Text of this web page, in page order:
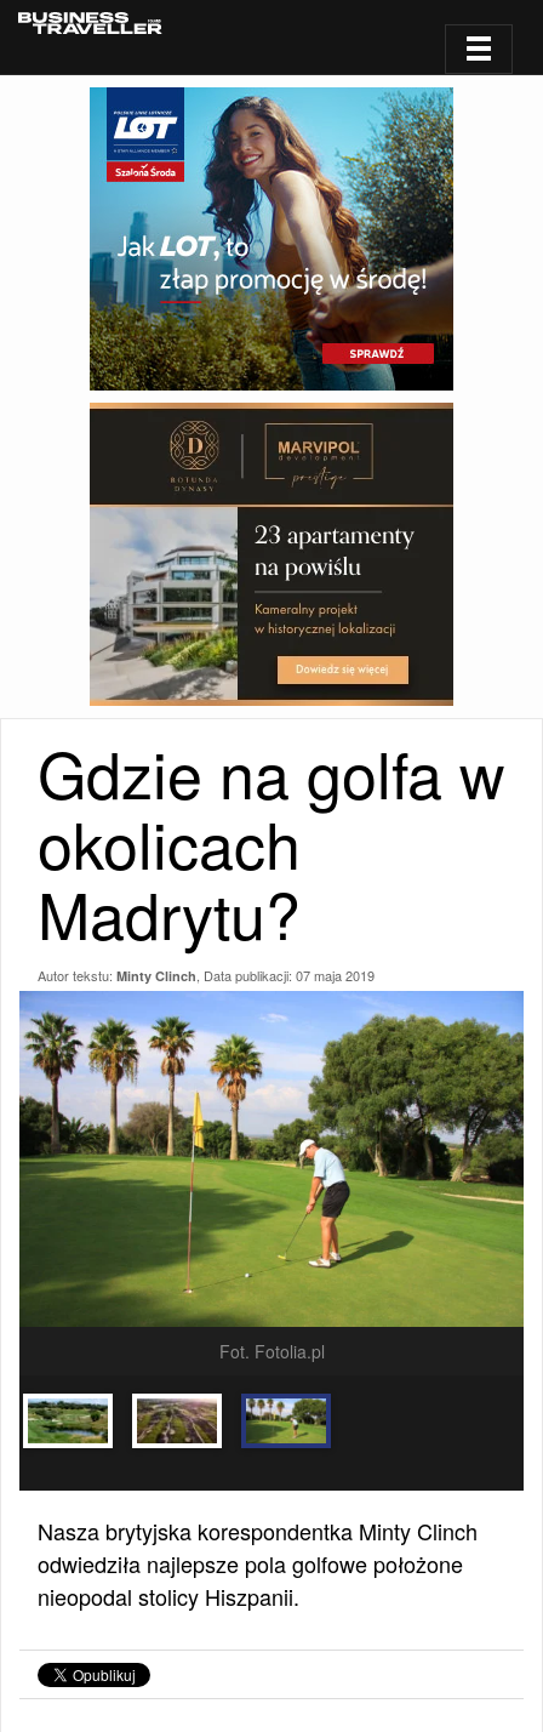
Gdzie na golfa w
okolicach
Madrytu?
Autor tekstu: Minty Clinch , Data publikacji: 07 maja 2019
Fot. Fotolia.pl
Nasza brytyjska korespondentka Minty Clinch
odwiedziła najlepsze pola golfowe położone
nieopodal stolicy Hiszpanii.